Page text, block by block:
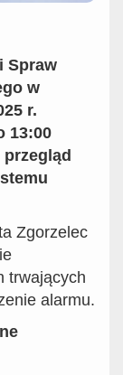
Spraw
w
r.
13:00
Zgorzelec
trwających
alarmu.